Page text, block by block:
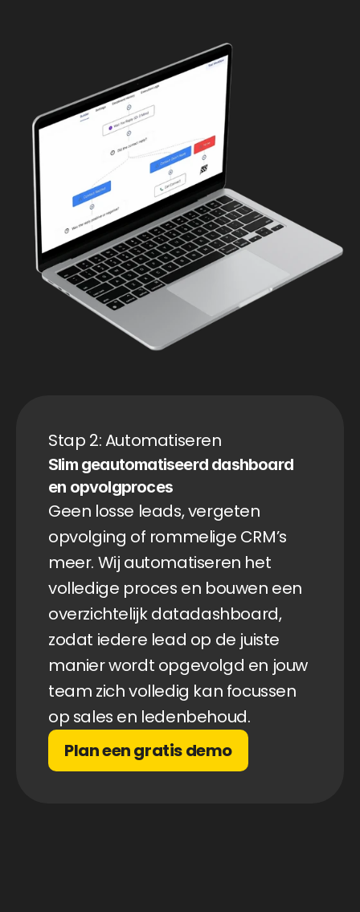
Stap 2: Automatiseren
Slim geautomatiseerd dashboard
en opvolgproces
Geen losse leads, vergeten
opvolging of rommelige CRM’s
meer. Wij automatiseren het
volledige proces en bouwen een
overzichtelijk datadashboard,
zodat iedere lead op de juiste
manier wordt opgevolgd en jouw
team zich volledig kan focussen
op sales en ledenbehoud.
Plan een gratis demo